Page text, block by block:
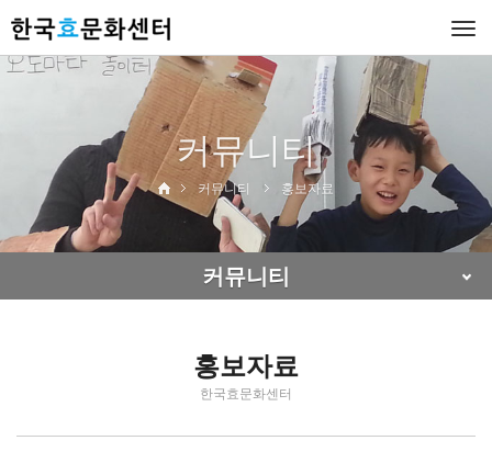
커뮤니티
커뮤니티 홍보자료
커뮤니티
홍보자료
한국효문화센터